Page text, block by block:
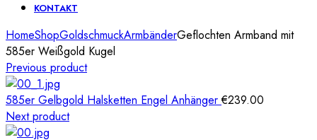
KONTAKT
HomeShopGoldschmuckArmbänderGeflochten Armband mit
585er Weißgold Kugel
Previous product
585er Gelbgold Halsketten Engel Anhänger€239.00
Next product